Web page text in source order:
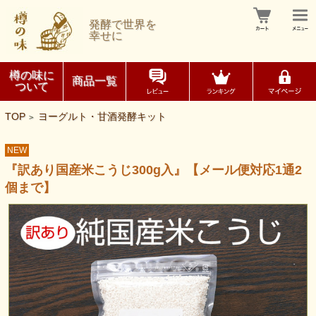
発酵で世界を
幸せに
樽の味に
ついて
商品一覧
TOP > ヨーグルト・甘酒発酵キット
NEW
『訳あり国産米こうじ300g入』【メール便対応1通2
個まで】